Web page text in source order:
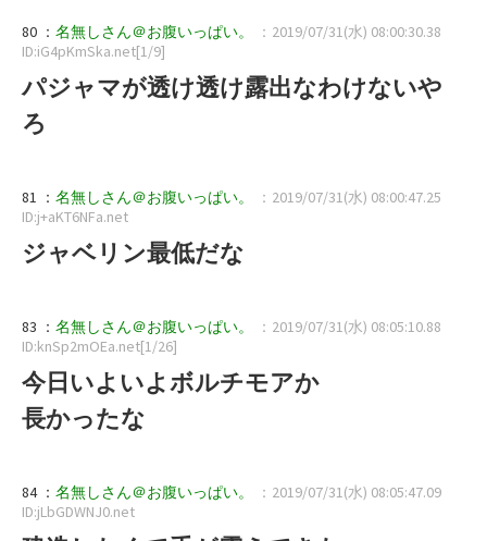
80 ： 名無しさん＠お腹いっぱい。
：2019/07/31(水) 08:00:30.38
ID:iG4pKmSka.net[1/9]
パジャマが透け透け露出なわけないや
ろ
81 ： 名無しさん＠お腹いっぱい。
：2019/07/31(水) 08:00:47.25
ID:j+aKT6NFa.net
ジャベリン最低だな
83 ： 名無しさん＠お腹いっぱい。
：2019/07/31(水) 08:05:10.88
ID:knSp2mOEa.net[1/26]
今日いよいよボルチモアか
長かったな
84 ： 名無しさん＠お腹いっぱい。
：2019/07/31(水) 08:05:47.09
ID:jLbGDWNJ0.net